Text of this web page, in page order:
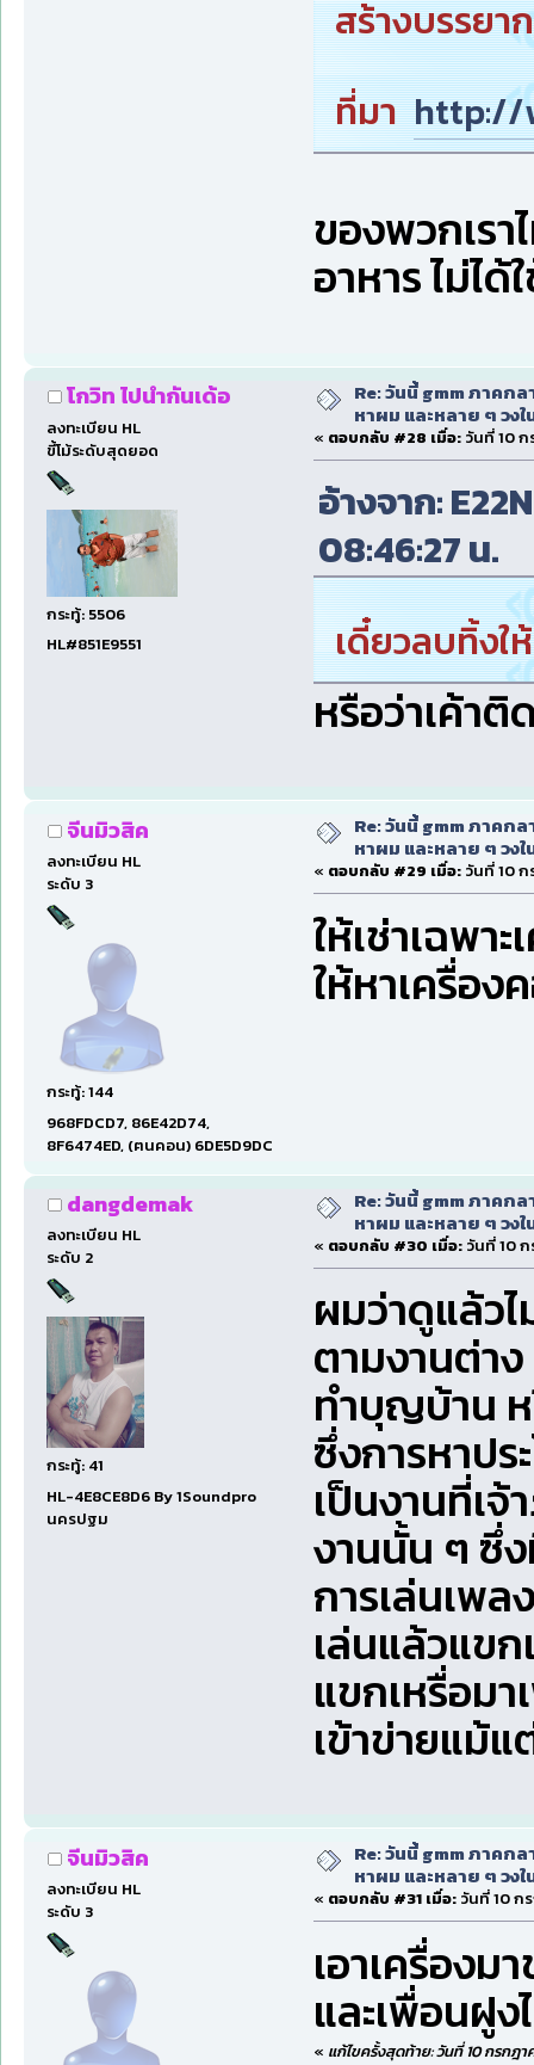
สร้างบรรยา
ที่มาhttp://
ของพวกเรา
อาหาร ไม่ได้
โกวิท ไปนำกันเด้อ
ลงทะเบียน HL
ขี้โม้ระดับสุดยอด
กระทู้: 5506
HL#851E9551
Re: วันนี้ gmm ภาคก
หาผม และหลาย ๆ วง
« ตอบกลับ #28 เมื่อ: วันที่ 10 ก
อ้างจาก:
08:46:27 น.
เดี๋ยวลบทิ้ง
หรือว่าเค้า
จีนมิวสิค
ลงทะเบียน HL
ระดับ 3
กระทู้: 144
968FDCD7, 86E42D74,
8F6474ED, (ฅนคอน) 6DE5D9DC
Re: วันนี้ gmm ภาคก
หาผม และหลาย ๆ วง
« ตอบกลับ #29 เมื่อ: วันที่ 10 ก
ให้เช่าเฉพา
ให้หาเครื่อง
dangdemak
ลงทะเบียน HL
ระดับ 2
กระทู้: 41
HL-4E8CE8D6 By 1Soundpro
นครปฐม
Re: วันนี้ gmm ภาคก
หาผม และหลาย ๆ วง
« ตอบกลับ #30 เมื่อ: วันที่ 10 ก
ผมว่าดูแล้วไ
ตามงานต่า
ทำบุญบ้าน ห
ซึ่งการหาปร
เป็นงานที่เจ้
งานนั้น ๆ ซึ่
การเล่นเพล
เล่นแล้วแขก
แขกเหรื่อมา
เข้าข่ายแม้
จีนมิวสิค
ลงทะเบียน HL
ระดับ 3
Re: วันนี้ gmm ภาคก
หาผม และหลาย ๆ วง
« ตอบกลับ #31 เมื่อ: วันที่ 10 ก
เอาเครื่อง
และเพื่อนฝู
« แก้ไขครั้งสุดท้าย: วันที่ 10 กรกฎา